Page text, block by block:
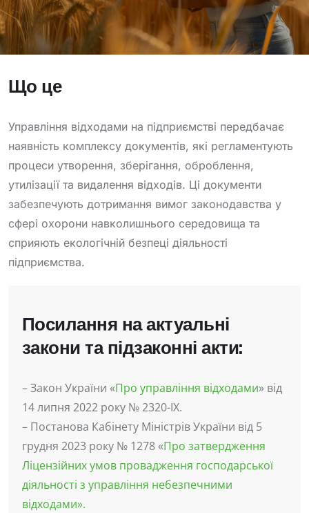
Що це
Управління відходами на підприємстві передбачає
наявність комплексу документів, які регламентують
процеси утворення, зберігання, оброблення,
утилізації та видалення відходів. Ці документи
забезпечують дотримання вимог законодавства у
сфері охорони навколишнього середовища та
сприяють екологічній безпеці діяльності
підприємства.
Посилання на актуальні
закони та підзаконні акти:
– Закон України «Про управління відходами» від
14 липня 2022 року № 2320-IX.
– Постанова Кабінету Міністрів України від 5
грудня 2023 року № 1278 «Про затвердження
Ліцензійних умов провадження господарської
діяльності з управління небезпечними
відходами».